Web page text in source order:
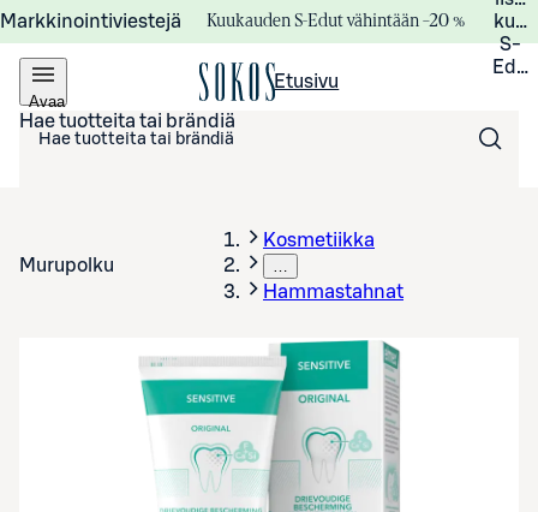
Markkinointiviestejä Kuukauden S-Edut vähintään –20 %
S-
Avaa
valikko
Etusivu
Hae tuotteita tai brändiä
Murupolku
Kosmetiikka
…
Hammastahnat